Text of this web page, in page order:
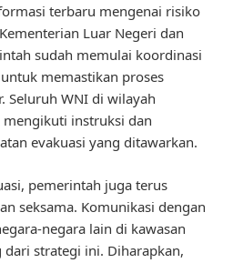
terbaru mengenai risiko
Luar Negeri dan
sudah memulai koordinasi
memastikan proses
Seluruh WNI di wilayah
instruksi dan
evakuasi yang ditawarkan.
pemerintah juga terus
seksama. Komunikasi dengan
negara lain di kawasan
strategi ini. Diharapkan,